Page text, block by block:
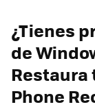
¿Tienes
de
Restaura
Phone